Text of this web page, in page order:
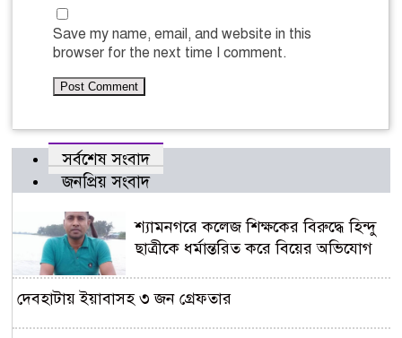
Save my name, email, and website in this
browser for the next time I comment.
সর্বশেষ সংবাদ
জনপ্রিয় সংবাদ
শ্যামনগরে কলেজ শিক্ষকের বিরুদ্ধে হিন্দু
ছাত্রীকে ধর্মান্তরিত করে বিয়ের অভিযোগ
দেবহাটায় ইয়াবাসহ ৩ জন গ্রেফতার